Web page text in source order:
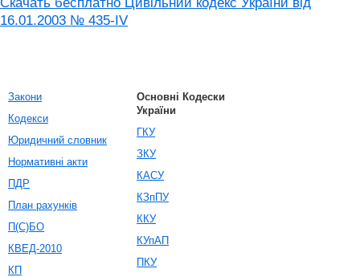
16.01.2003 № 435-IV
Закони
Кодекси
Юридичний словник
Нормативні акти
ПДР
План рахунків
П(С)БО
КВЕД-2010
КП
Основні Кодески
України
ГКУ
ЗКУ
КАСУ
КЗпПУ
ККУ
КУпАП
ПКУ